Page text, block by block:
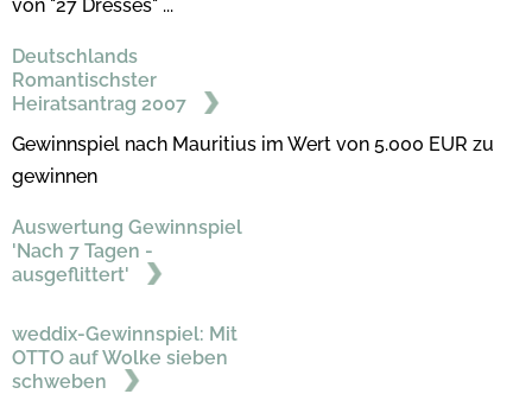
von "27 Dresses" ...
Deutschlands
Romantischster
Heiratsantrag 2007
Gewinnspiel nach Mauritius im Wert von 5.000 EUR zu
gewinnen
Auswertung Gewinnspiel
'Nach 7 Tagen -
ausgeflittert'
weddix-Gewinnspiel: Mit
OTTO auf Wolke sieben
schweben